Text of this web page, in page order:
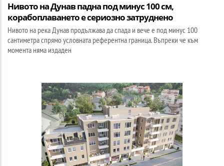
Нивото на Дунав падна под минус 100 см,
корабоплаването е сериозно затруднено
Нивото на река Дунав продължава да спада и вече е под минус 100
сантиметра спрямо условната референтна граница. Въпреки че към
момента няма издаден